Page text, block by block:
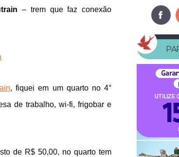
– trem que faz conexão
, fiquei em um quarto no 4°
de trabalho, wi-fi, frigobar e
de R$ 50,00, no quarto tem